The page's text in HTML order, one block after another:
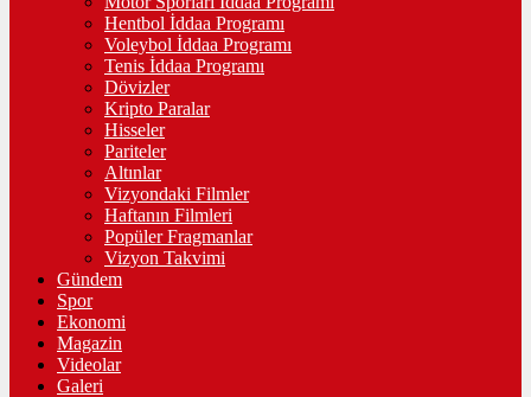
Hentbol İddaa Programı
Voleybol İddaa Programı
Tenis İddaa Programı
Dövizler
Kripto Paralar
Hisseler
Pariteler
Altınlar
Vizyondaki Filmler
Haftanın Filmleri
Popüler Fragmanlar
Vizyon Takvimi
Gündem
Spor
Ekonomi
Magazin
Videolar
Galeri